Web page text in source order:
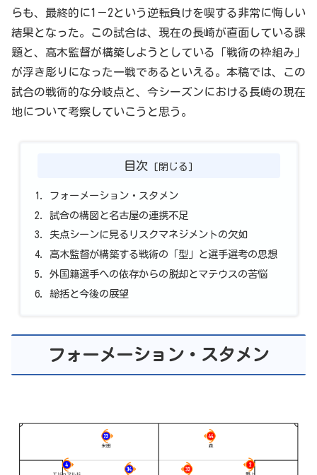
らも、最終的に1－2という逆転負けを喫する非常に悔しい
結果となった。この試合は、現在の長崎が直面している課
題と、高木監督が構築しようとしている「戦術の枠組み」
が浮き彫りになった一戦であるといえる。本稿では、この
試合の戦術的な分岐点と、今シーズンにおける長崎の現在
地について考察していこうと思う。
目次
フォーメーション・スタメン
試合の構図と名古屋の連携不足
失点シーンに見るリスクマネジメントの欠如
高木監督が構築する戦術の「型」と選手選考の思想
外国籍選手への依存からの脱却とマテウスの苦悩
総括と今後の展望
フォーメーション・スタメン